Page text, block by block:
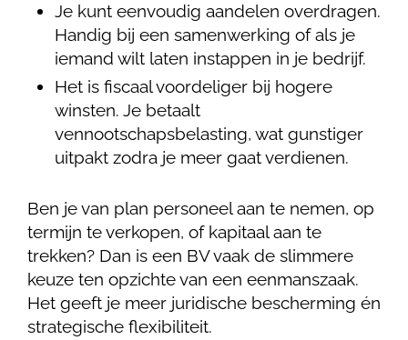
Je kunt eenvoudig aandelen overdragen.
Handig bij een samenwerking of als je
iemand wilt laten instappen in je bedrijf.
Het is fiscaal voordeliger bij hogere
winsten. Je betaalt
vennootschapsbelasting, wat gunstiger
uitpakt zodra je meer gaat verdienen.
Ben je van plan personeel aan te nemen, op
termijn te verkopen, of kapitaal aan te
trekken? Dan is een BV vaak de slimmere
keuze ten opzichte van een eenmanszaak.
Het geeft je meer juridische bescherming én
strategische flexibiliteit.